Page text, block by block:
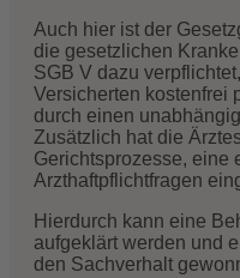
Auch hier ist der
die gesetzlichen
SGB V dazu
Versicherten kostenfrei
durch einen
Zusätzlich hat die
Gerichtsprozesse, eine
Arzthaftpflichtfragen
Hierdurch kann eine
aufgeklärt werden und
den Sachverhalt